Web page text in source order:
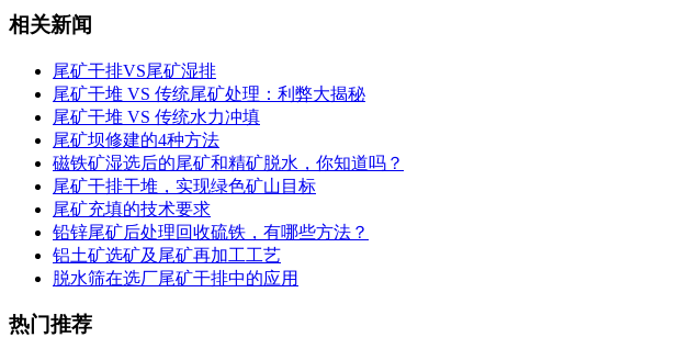
相关新闻
尾矿干排VS尾矿湿排
尾矿干堆 VS 传统尾矿处理：利弊大揭秘
尾矿干堆 VS 传统水力冲填
尾矿坝修建的4种方法
磁铁矿湿选后的尾矿和精矿脱水，你知道吗？
尾矿干排干堆，实现绿色矿山目标
尾矿充填的技术要求
铅锌尾矿后处理回收硫铁，有哪些方法？
铝土矿选矿及尾矿再加工工艺
脱水筛在选厂尾矿干排中的应用
热门推荐